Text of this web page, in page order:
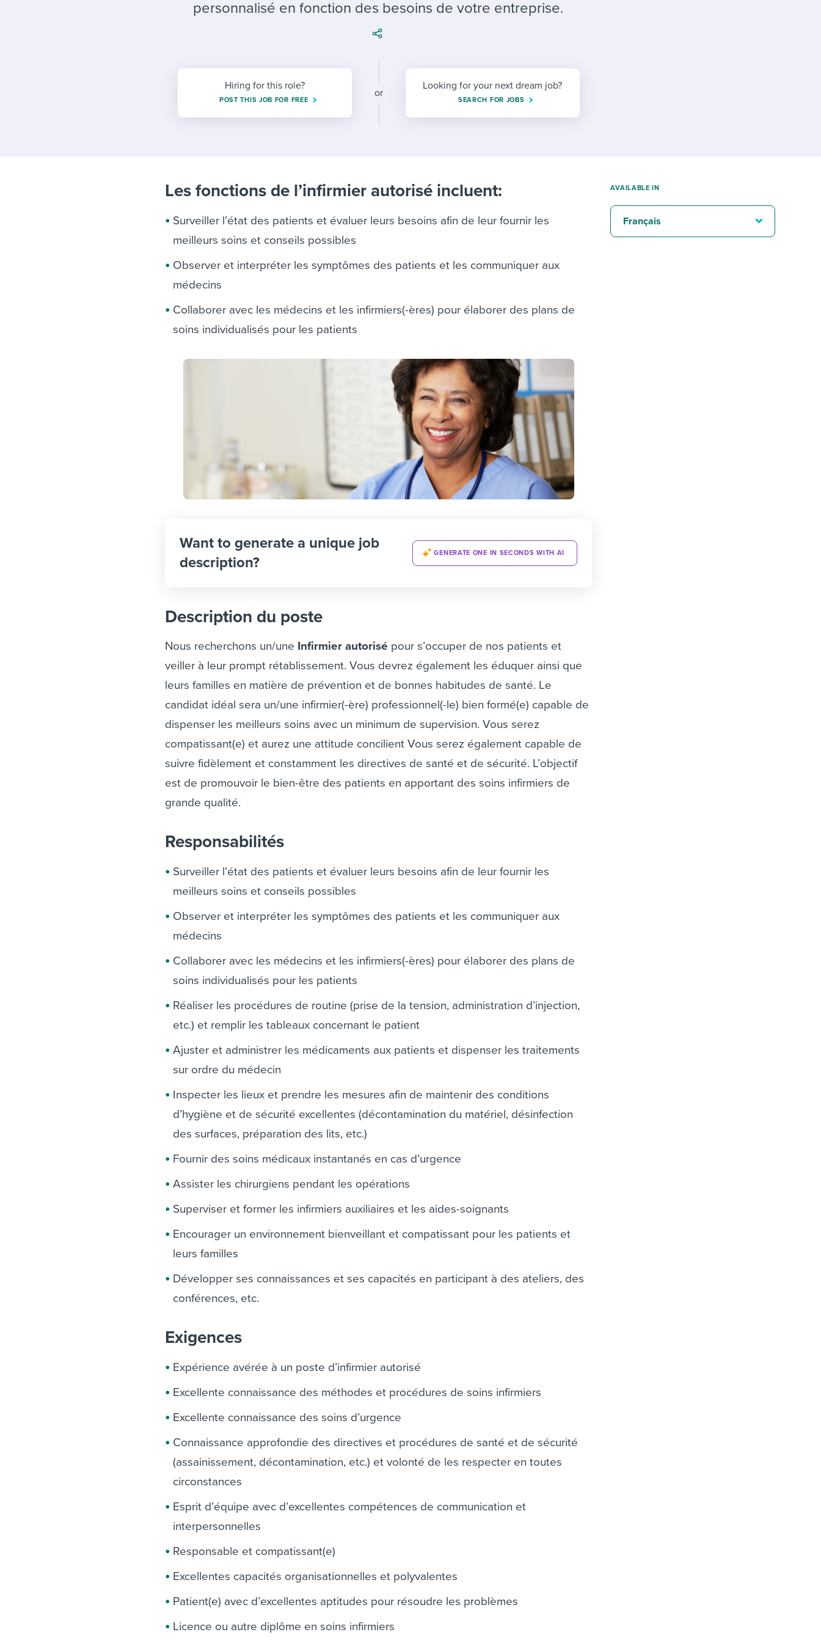
Workable customer stories
Workable customer stories
personnalisé en fonction des besoins de votre entreprise.
Hiring for this role?
POST THIS JOB FOR FREE
or
Looking for your next dream job?
SEARCH FOR JOBS
Les fonctions de l’infirmier autorisé incluent:
Surveiller l’état des patients et évaluer leurs besoins afin de leur fournir les
meilleurs soins et conseils possibles
Observer et interpréter les symptômes des patients et les communiquer aux
médecins
Collaborer avec les médecins et les infirmiers(-ères) pour élaborer des plans de
soins individualisés pour les patients
Want to generate a unique job
description?
GENERATE ONE IN SECONDS WITH AI
Description du poste
Nous recherchons un/une Infirmier autorisé pour s’occuper de nos patients et
veiller à leur prompt rétablissement. Vous devrez également les éduquer ainsi que
leurs familles en matière de prévention et de bonnes habitudes de santé. Le
candidat idéal sera un/une infirmier(-ère) professionnel(-le) bien formé(e) capable de
dispenser les meilleurs soins avec un minimum de supervision. Vous serez
compatissant(e) et aurez une attitude concilient Vous serez également capable de
suivre fidèlement et constamment les directives de santé et de sécurité. L’objectif
est de promouvoir le bien-être des patients en apportant des soins infirmiers de
grande qualité.
Responsabilités
Surveiller l’état des patients et évaluer leurs besoins afin de leur fournir les
meilleurs soins et conseils possibles
Observer et interpréter les symptômes des patients et les communiquer aux
médecins
Collaborer avec les médecins et les infirmiers(-ères) pour élaborer des plans de
soins individualisés pour les patients
Réaliser les procédures de routine (prise de la tension, administration d’injection,
etc.) et remplir les tableaux concernant le patient
Ajuster et administrer les médicaments aux patients et dispenser les traitements
sur ordre du médecin
Inspecter les lieux et prendre les mesures afin de maintenir des conditions
d’hygiène et de sécurité excellentes (décontamination du matériel, désinfection
des surfaces, préparation des lits, etc.)
Fournir des soins médicaux instantanés en cas d’urgence
Assister les chirurgiens pendant les opérations
Superviser et former les infirmiers auxiliaires et les aides-soignants
Encourager un environnement bienveillant et compatissant pour les patients et
leurs familles
Développer ses connaissances et ses capacités en participant à des ateliers, des
conférences, etc.
Exigences
Expérience avérée à un poste d’infirmier autorisé
Excellente connaissance des méthodes et procédures de soins infirmiers
Excellente connaissance des soins d’urgence
Connaissance approfondie des directives et procédures de santé et de sécurité
(assainissement, décontamination, etc.) et volonté de les respecter en toutes
circonstances
Esprit d’équipe avec d’excellentes compétences de communication et
interpersonnelles
Responsable et compatissant(e)
Excellentes capacités organisationnelles et polyvalentes
Patient(e) avec d’excellentes aptitudes pour résoudre les problèmes
Licence ou autre diplôme en soins infirmiers
AVAILABLE IN
Français